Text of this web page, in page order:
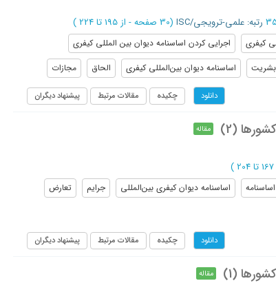
رتبه: علمی-ترویجی/ISC (‎30 صفحه - از 195 تا 224 )
کیفری
اجرایی کردن اساسنامه دیوان بین المللی کیفری
بشریت اساسنامه دیوان بین‌المللی کیفری الحاق مجازات
دانلود چکیده مقالات مرتبط پیشنهاد دیگران
(2) مقاله
)
اساسنامه اساسنامه دیوان کیفری بین‌المللی جرایم
تعارض
دانلود چکیده مقالات مرتبط پیشنهاد دیگران
(1) مقاله